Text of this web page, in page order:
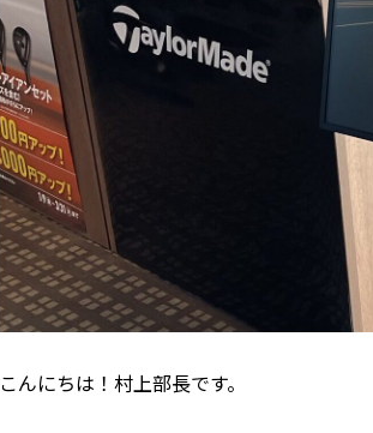
こんにちは！村上部長です。